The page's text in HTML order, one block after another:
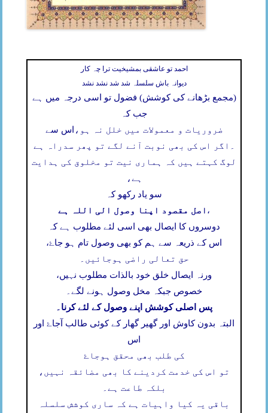
احمد تو عاشقی بمشیخیت ترا چہ کار
دیوانہ باش سلسلہ شد شد نشد نشد
(مجمع بڑھانے کی کوشش) فضول تو اسی درجہ میں ہے
جب کہ
اس سے ضروریات و معمولات میں خلل نہ ہو،
اگر اس کی بھی نوبت آنے لگے تو پھر سدراہ ہے
لوگ کہتے ہیں کہ ہماری نیت تو مخلوق کی ہدایت
ہے،
سو یاد رکھو کہ
اصل مقصود اپنا وصول الی اللہ ہے ،
دوسروں کا ایصال بھی اسی لئے مطلوب ہے کہ
اس کے ذریعہ سے ہم کو بھی وصول تام ہو جاۓ،
حق تعالی راضی ہوجائیں۔
ورنہ ایصال خلق خود بالذات مطلوب نہیں،
خصوص جبکہ مخل وصول ہونے لگے۔
پس اصلی کوشش اپنے وصول کے لئے کرنا۔
البتہ بدون کاوش اور گھیر گھار کے کوئی طالب آجاۓ اور
اس
کی طلب بھی محقق ہوجاۓ
تو اس کی خدمت کردینے کا بھی مضائقہ نہیں،
بلکہ طاعت ہے۔
باقی یہ کیا واہیات ہے کہ ساری کوشش سلسلہ